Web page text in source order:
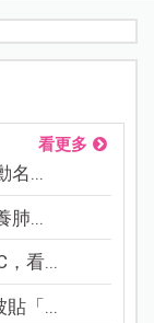
看更多
名...
肺...
，看...
貼「...